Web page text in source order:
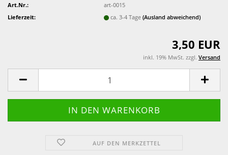
Art.Nr.:
art-0015
Lieferzeit:
ca. 3-4 Tage(Ausland abweichend)
3,50 EUR
inkl. 19% MwSt. zzgl. Versand
AUF DEN MERKZETTEL